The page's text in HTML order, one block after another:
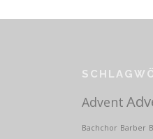
Advent
Bachchor Barber